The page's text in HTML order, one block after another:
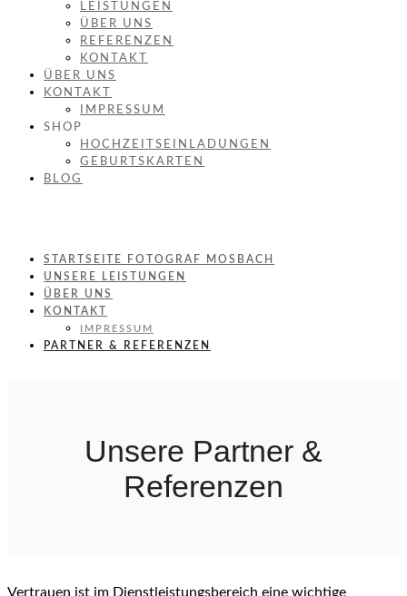
LEISTUNGEN
ÜBER UNS
REFERENZEN
KONTAKT
ÜBER UNS
KONTAKT
IMPRESSUM
SHOP
HOCHZEITSEINLADUNGEN
GEBURTSKARTEN
BLOG
STARTSEITE FOTOGRAF MOSBACH
UNSERE LEISTUNGEN
ÜBER UNS
KONTAKT
IMPRESSUM
PARTNER & REFERENZEN
Unsere Partner &
Referenzen
Vertrauen ist im Dienstleistungsbereich eine wichtige